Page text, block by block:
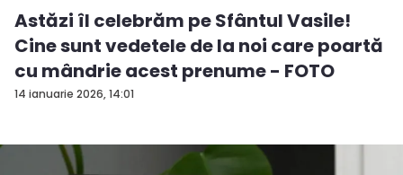
14 ianuarie 2026, 14:01
Astăzi îl celebrăm pe Sfântul Vasile!
Cine sunt vedetele de la noi care poartă
cu mândrie acest prenume - FOTO